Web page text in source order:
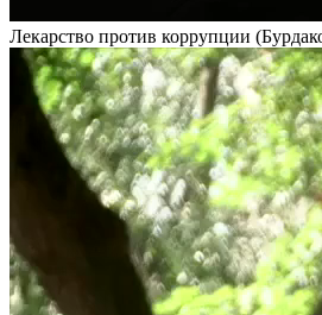
Лекарство против коррупции